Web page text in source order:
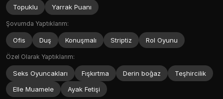
Topuklu
Yarrak Puanı
Şovumda Yaptıklarım:
Ofis Duş Konuşmalı Striptiz Rol Oyunu
Özel Olarak Yaptıklarım:
Seks Oyuncakları Fışkırtma Derin boğaz
Teşhircilik
Elle Muamele
Ayak Fetişi